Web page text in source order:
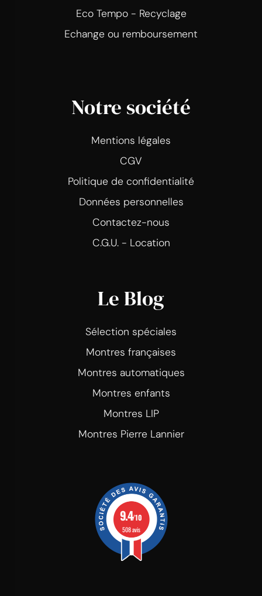
Eco Tempo - Recyclage
Echange ou remboursement
Notre société
Mentions légales
CGV
Politique de confidentialité
Données personnelles
Contactez-nous
C.G.U. - Location
Le Blog
Sélection spéciales
Montres françaises
Montres automatiques
Montres enfants
Montres LIP
Montres Pierre Lannier
9.4/10
508 avis